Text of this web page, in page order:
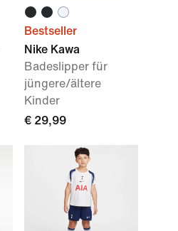
Bestseller
Nike Kawa
Badeslipper für
jüngere/ältere
Kinder
€ 29,99